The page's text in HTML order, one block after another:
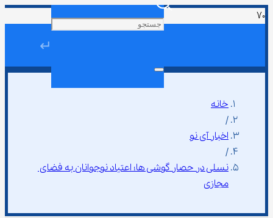
↵
خانه
/
اخبار آی نو
/
نسلی در حصار گوشی ها؛ اعتیاد نوجوانان به فضای
مجازی